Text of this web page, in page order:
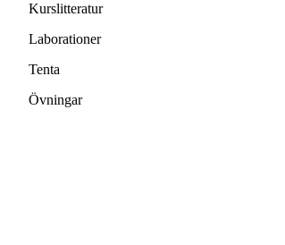
Kurslitteratur
Laborationer
Tenta
Övningar